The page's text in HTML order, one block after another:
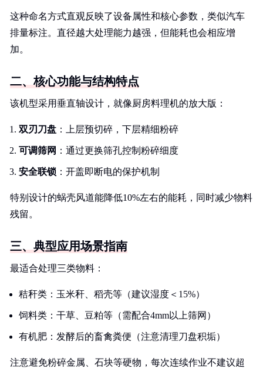
这种命名方式直观反映了设备属性和核心参数，类似汽车
排量标注。直径越大处理能力越强，但能耗也会相应增
加。
二、核心功能与结构特点
该机型采用垂直轴设计，就像厨房料理机的放大版：
双刃刀盘 ：上层预切碎，下层精细粉碎
可调筛网 ：通过更换筛孔控制粉碎细度
安全联锁 ：开盖即断电的保护机制
特别设计的蜗壳风道能降低10%左右的能耗，同时减少物料
残留。
三、典型应用场景指南
最适合处理三类物料：
秸秆类：玉米秆、稻壳等（建议湿度＜15%）
饲料类：干草、豆粕等（需配合4mm以上筛网）
有机肥：发酵后的畜禽粪便（注意清理刀盘积垢）
注意避免粉碎金属、石块等硬物，每次连续作业不建议超